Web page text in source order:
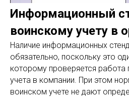
Информационный
воинскому учету в
Наличие информационных
обязательно, поскольку это
которому проверяется
учета в компании. При этом
воинском учете не дают